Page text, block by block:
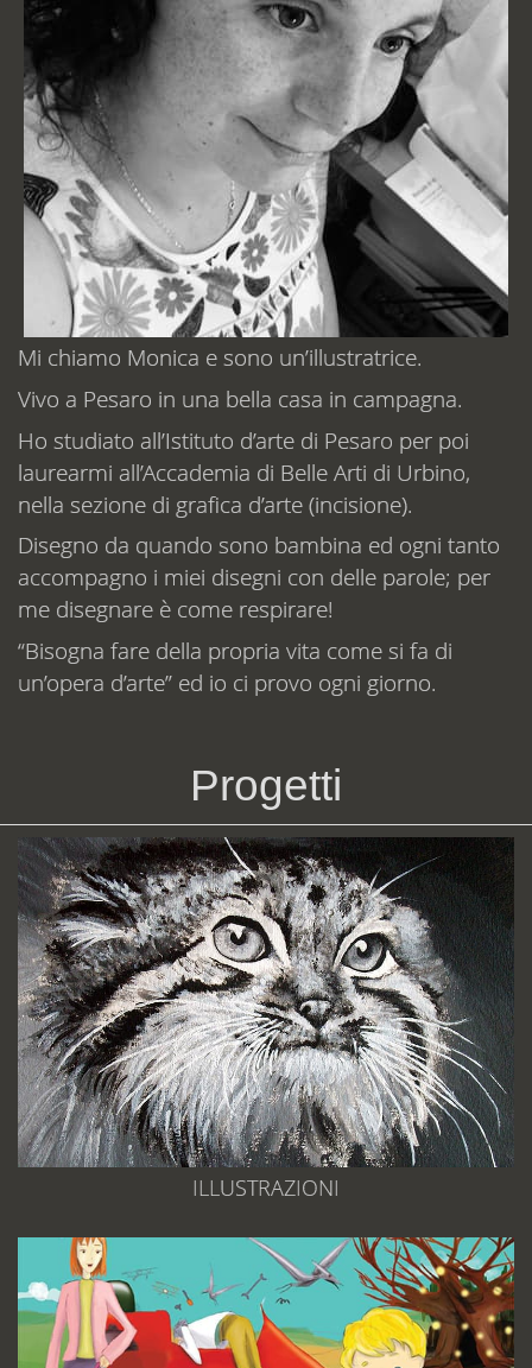
Mi chiamo Monica e sono un’illustratrice.
Vivo a Pesaro in una bella casa in campagna.
Ho studiato all’Istituto d’arte di Pesaro per poi
laurearmi all’Accademia di Belle Arti di Urbino,
nella sezione di grafica d’arte (incisione).
Disegno da quando sono bambina ed ogni tanto
accompagno i miei disegni con delle parole; per
me disegnare è come respirare!
“Bisogna fare della propria vita come si fa di
un’opera d’arte” ed io ci provo ogni giorno.
Progetti
ILLUSTRAZIONI